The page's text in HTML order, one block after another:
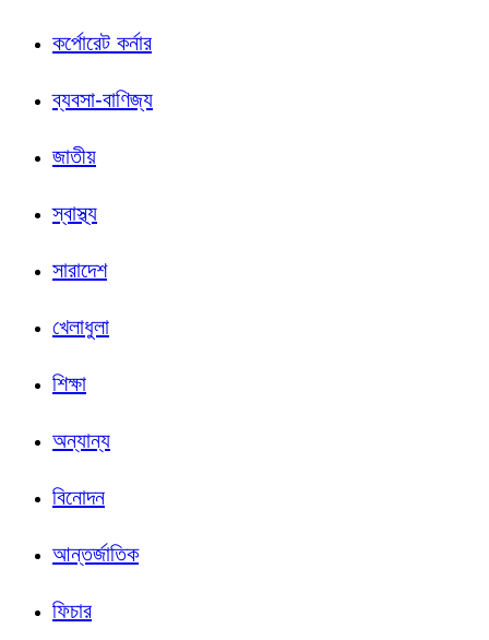
কর্পোরেট কর্নার
ব্যবসা-বাণিজ্য
জাতীয়
স্বাস্থ্য
সারাদেশ
খেলাধুলা
শিক্ষা
অন্যান্য
বিনোদন
আন্তর্জাতিক
ফিচার